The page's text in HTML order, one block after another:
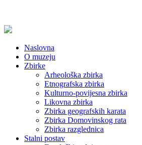
Naslovna
O muzeju
Zbirke
Arheološka zbirka
Etnografska zbirka
Kulturno-povijesna zbirka
Likovna zbirka
Zbirka geografskih karata
Zbirka Domovinskog rata
Zbirka razglednica
Stalni postav